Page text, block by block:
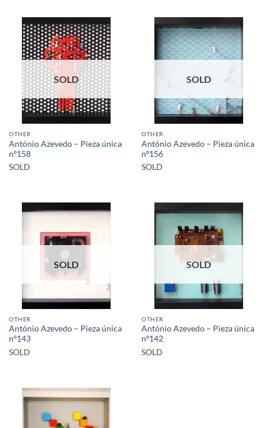
SOLD
OTHER
António Azevedo – Pieza única
nº158
SOLD
SOLD
OTHER
António Azevedo – Pieza única
nº156
SOLD
SOLD
OTHER
António Azevedo – Pieza única
nº143
SOLD
SOLD
OTHER
António Azevedo – Pieza única
nº142
SOLD